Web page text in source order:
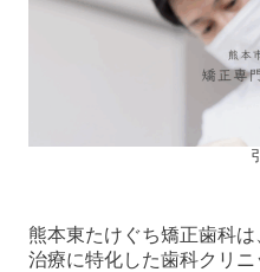
熊本東たけぐち矯正歯科
治療に特化した歯科クリ